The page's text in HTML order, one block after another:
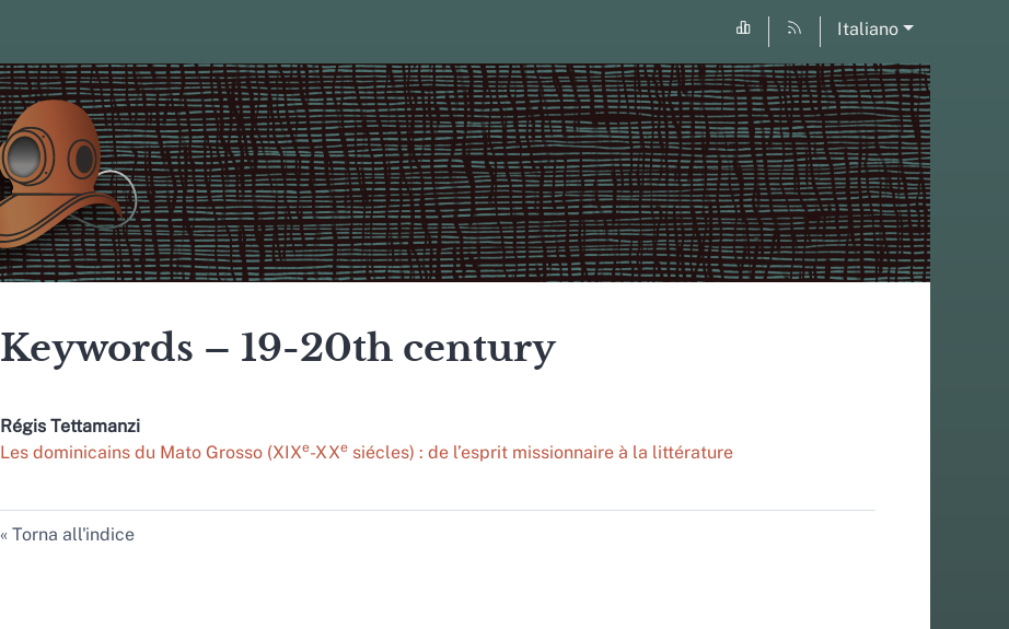
Italiano
Keywords – 19-20th century
Régis Tettamanzi
Les dominicains du Mato Grosso (XIXe-XXe siécles) : de l’esprit missionnaire à la littérature
Torna all'indice